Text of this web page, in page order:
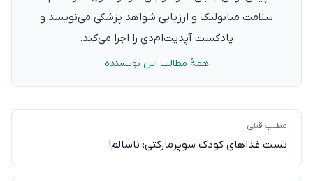
سلامت متابولیک و ارزیابی شواهد پزشکی می‌نویسد و
پادکست آپدیت‌ام‌دی را اجرا می‌کند.
همهٔ مطالب این نویسنده
مطلب قبلی
تست غذاهای کودک سوپرمارکتی: ناسالم!